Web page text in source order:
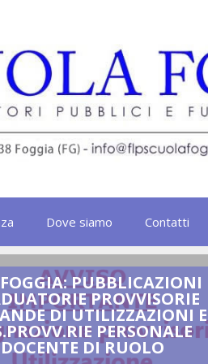
Dove siamo Contatti
PUBBLICAZIONI
PROVVISORIE
DI UTILIZZAZIONI E
PERSONALE
DOCENTE DI RUOLO